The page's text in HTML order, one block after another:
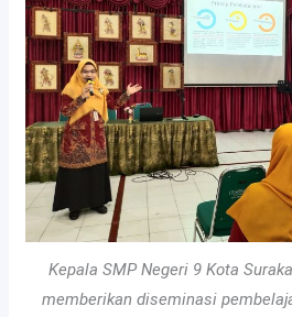
Kepala SMP Negeri 9 Kota
memberikan diseminasi